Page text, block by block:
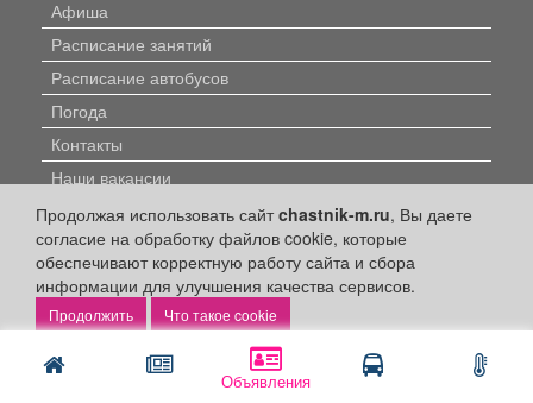
Объявления
Продолжая использовать сайтchastnik-m.ru, Вы даете
согласие на обработку файлов cookie, которые
обеспечивают корректную работу сайта и сбора
информации для улучшения качества сервисов.
Что такое cookie
Афиша
Расписание занятий
Расписание автобусов
Погода
Контакты
Наши вакансии
Быстрые ссылки:
Установить приложение
Личный кабинет
Подать объявление
Подать объявление в газету